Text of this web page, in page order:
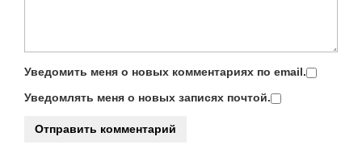
Уведомить меня о новых комментариях по email.
Уведомлять меня о новых записях почтой.